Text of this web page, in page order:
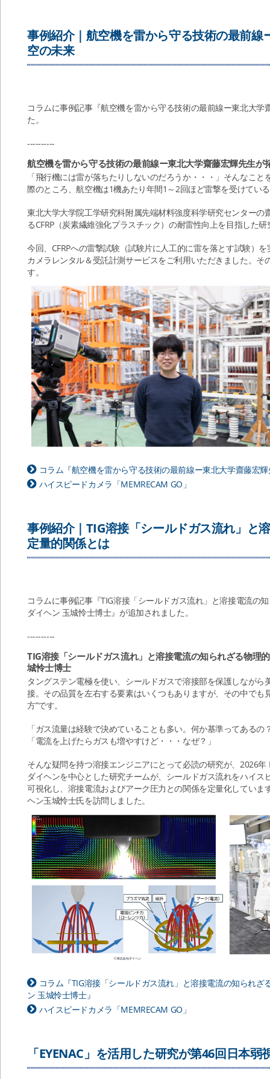
事例紹介｜航空機を雷から守る技術の最前線
空の未来
コラムに事例記事『航空機を雷から守る技術の最前線ー東北大
た。
----------
航空機を雷から守る技術の最前線ー東北大学齋藤宏輝先生が
「飛行機には雷が落ちたりしないのだろうか・・・」そんなこ
際のところ、航空機は1機あたり年間1～2回ほど雷撃を受けてい
東北大学大学院工学研究科附属先端材料強度科学研究センター
るCFRP（炭素繊維強化プラスチック）の耐雷性向上を目指した
今回、CFRPへの雷撃試験（試験片に人工的に雷を落とす試験）
カメラレンタル＆受託計測サービスをご利用いただきました。
す。
コラム『航空機を雷から守る技術の最前線ー東北大学齋藤宏
ハイスピードカメラ「MEMRECAM GO」
事例紹介｜TIG溶接「シールドガス流れ」と
定量的関係とは
コラムに事例記事『TIG溶接「シールドガス流れ」と溶接電流の
ダイヘン 玉城怜士博士』が追加されました。
----------
TIG溶接「シールドガス流れ」と溶接電流の知られざる物理
城怜士博士
タングステン電極を使い、シールドガスで溶接部を保護しなが
接。その品質を左右する要素はいくつもありますが、その中でも
方”です。
「ガス流量は経験で決めていることも多い。何か基準ってあるの
「電流を上げたらガスも増やすけど・・・なぜ？」
そんな疑問を持つ溶接エンジニアにとって必読の研究が、2026
ダイヘンを中心とした研究チームが、シールドガス流れをハイス
可視化し、溶接電流およびアーク圧力との関係を定量化してい
ヘン玉城怜士氏を訪問しました。
コラム『TIG溶接「シールドガス流れ」と溶接電流の知られ
ン 玉城怜士博士』
ハイスピードカメラ「MEMRECAM GO」
「EYENAC」を活用した研究が第46回日本